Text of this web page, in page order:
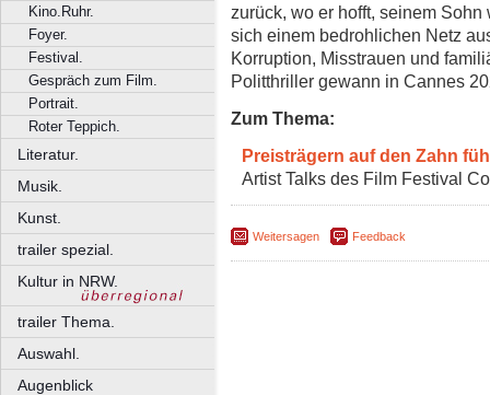
Kino.Ruhr.
Foyer.
Festival.
Gespräch zum Film.
Portrait.
Roter Teppich.
Literatur.
Musik.
Kunst.
trailer spezial.
Kultur in NRW.
trailer Thema.
Auswahl.
Augenblick
zurück, wo er hofft, seinem
sich einem bedrohlichen Netz
Korruption, Misstrauen und
Politthriller gewann in Cannes
Zum Thema:
Preisträgern auf den Zahn
Artist Talks des Film Festival
Weitersagen Feedback